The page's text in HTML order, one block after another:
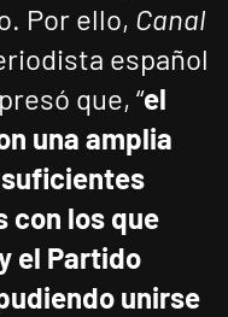
Por ello, Canal
español
que, “el
una amplia
suficientes
con los que
el Partido
unirse